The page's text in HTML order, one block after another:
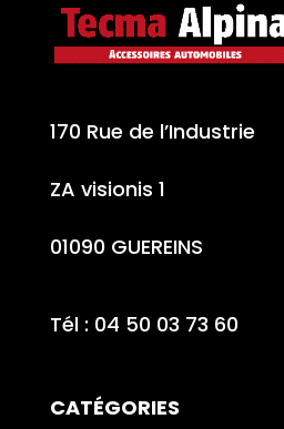
170 Rue de l’Industrie
ZA visionis 1
01090 GUEREINS
Tél : 04 50 03 73 60
CATÉGORIES